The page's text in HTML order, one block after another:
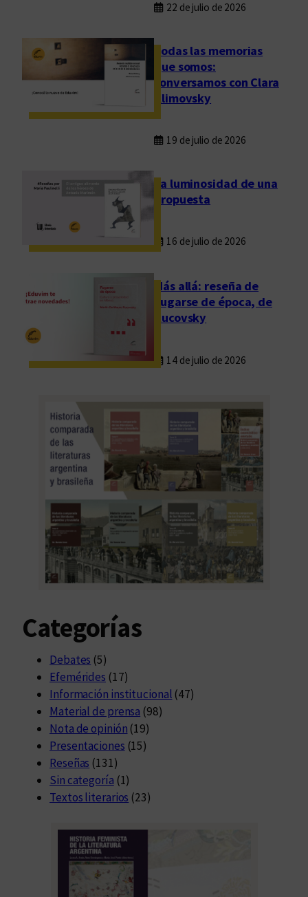
22 de julio de 2026
Todas las memorias
que somos:
conversamos con Clara
Klimovsky
19 de julio de 2026
La luminosidad de una
propuesta
16 de julio de 2026
Más allá: reseña de
Fugarse de época, de
Rucovsky
14 de julio de 2026
Categorías
Debates (5)
Efemérides (17)
Información institucional (47)
Material de prensa (98)
Nota de opinión (19)
Presentaciones (15)
Reseñas (131)
Sin categoría (1)
Textos literarios (23)